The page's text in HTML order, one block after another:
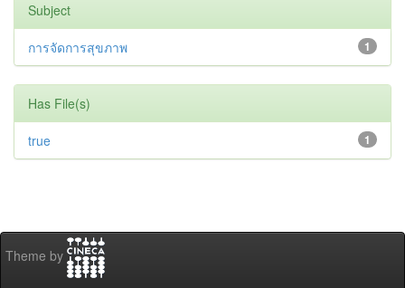
Subject
1
การจัดการสุขภาพ
Has File(s)
1
true
Theme by